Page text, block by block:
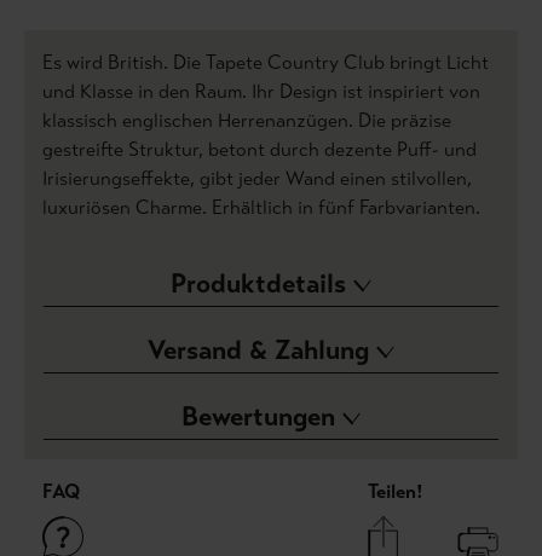
Es wird British. Die Tapete Country Club bringt Licht
und Klasse in den Raum. Ihr Design ist inspiriert von
klassisch englischen Herrenanzügen. Die präzise
gestreifte Struktur, betont durch dezente Puff- und
Irisierungseffekte, gibt jeder Wand einen stilvollen,
luxuriösen Charme. Erhältlich in fünf Farbvarianten.
Produktdetails
Versand & Zahlung
Bewertungen
FAQ Teilen!